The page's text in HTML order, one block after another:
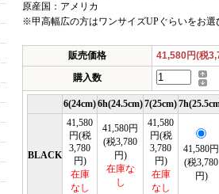
原産国：アメリカ
※甲高幅広の方はワンサイズUPぐらいをお選
販売価格
41,580円(税
購入数
6(24cm)6h(24.5cm)7(25cm)
BLACK
41,580
円(税
3,780
円)
在庫
なし
41,580円
(税3,780
円)
在庫な
し
41,580
円(税
3,780
円)
在庫
なし
41,580円
(税3,780
円)